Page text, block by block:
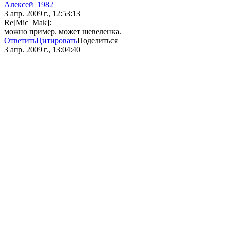
Алексей_1982
3 апр. 2009 г., 12:53:13
Re[Mic_Mak]:
можно пример. может шевеленка.
ОтветитьЦитироватьПоделиться
3 апр. 2009 г., 13:04:40